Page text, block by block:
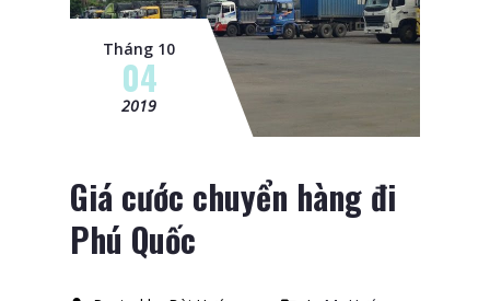
Tháng 10
04
2019
Giá cước chuyển hàng đi
Phú Quốc